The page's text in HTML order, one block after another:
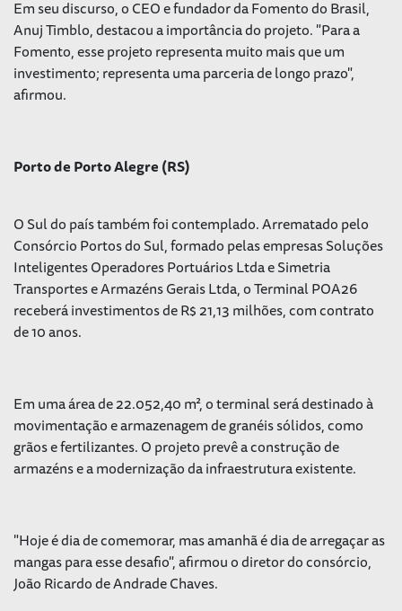
Em seu discurso, o CEO e fundador da Fomento do Brasil,
Anuj Timblo, destacou a importância do projeto. "Para a
Fomento, esse projeto representa muito mais que um
investimento; representa uma parceria de longo prazo",
afirmou.
Porto de Porto Alegre (RS)
O Sul do país também foi contemplado. Arrematado pelo
Consórcio Portos do Sul, formado pelas empresas Soluções
Inteligentes Operadores Portuários Ltda e Simetria
Transportes e Armazéns Gerais Ltda, o Terminal POA26
receberá investimentos de R$ 21,13 milhões, com contrato
de 10 anos.
Em uma área de 22.052,40 m², o terminal será destinado à
movimentação e armazenagem de granéis sólidos, como
grãos e fertilizantes. O projeto prevê a construção de
armazéns e a modernização da infraestrutura existente.
"Hoje é dia de comemorar, mas amanhã é dia de arregaçar as
mangas para esse desafio", afirmou o diretor do consórcio,
João Ricardo de Andrade Chaves.